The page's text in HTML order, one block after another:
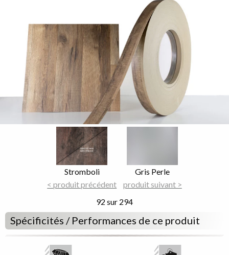
Image
Focus
Nom
du
Stromboli
< produit précédent
Nom
du
Gris Perle
produit suivant >
92 sur 294
Spécificités / Performances de ce produit